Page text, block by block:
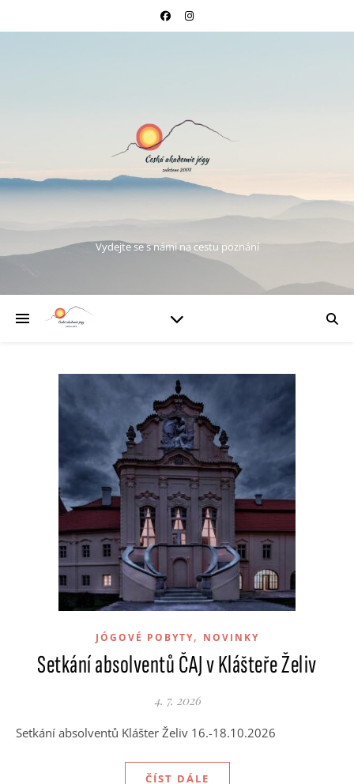
Vydejte se s námi na cestu poznání
JÓGOVÉ POBYTY, NOVINKY
Setkání absolventů ČAJ v Klášteře Želiv
4. 7. 2026
Setkání absolventů Klášter Želiv 16.-18.10.2026
ČÍST DÁLE